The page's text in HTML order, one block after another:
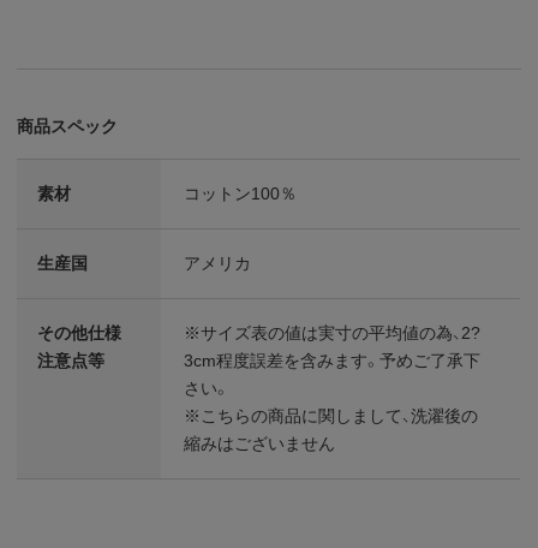
商品スペック
素材 コットン100％
生産国 アメリカ
その他仕様
注意点等
※サイズ表の値は実寸の平均値の為、2?
3cm程度誤差を含みます。予めご了承下
さい。
※こちらの商品に関しまして、洗濯後の
縮みはございません